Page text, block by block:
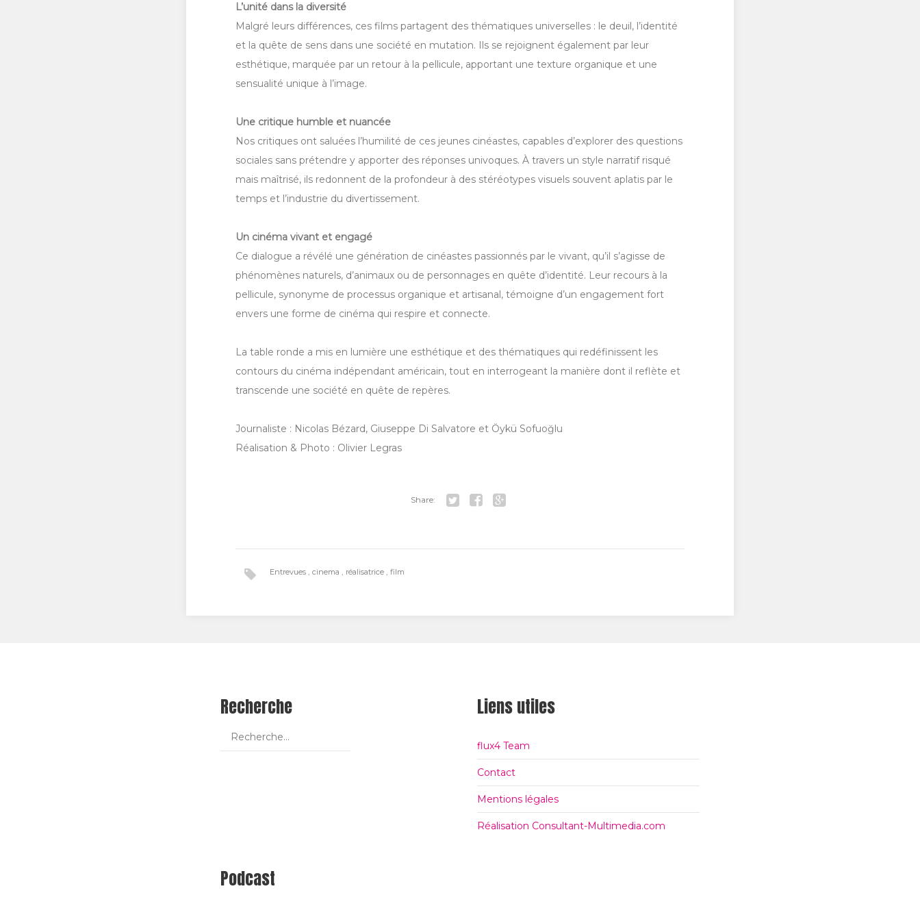
L’unité dans la diversité
Malgré leurs différences, ces films partagent des thématiques universelles : le deuil, l’identité
et la quête de sens dans une société en mutation. Ils se rejoignent également par leur
esthétique, marquée par un retour à la pellicule, apportant une texture organique et une
sensualité unique à l’image.
Une critique humble et nuancée
Nos critiques ont saluées l’humilité de ces jeunes cinéastes, capables d’explorer des questions
sociales sans prétendre y apporter des réponses univoques. À travers un style narratif risqué
mais maîtrisé, ils redonnent de la profondeur à des stéréotypes visuels souvent aplatis par le
temps et l’industrie du divertissement.
Un cinéma vivant et engagé
Ce dialogue a révélé une génération de cinéastes passionnés par le vivant, qu’il s’agisse de
phénomènes naturels, d’animaux ou de personnages en quête d’identité. Leur recours à la
pellicule, synonyme de processus organique et artisanal, témoigne d’un engagement fort
envers une forme de cinéma qui respire et connecte.
La table ronde a mis en lumière une esthétique et des thématiques qui redéfinissent les
contours du cinéma indépendant américain, tout en interrogeant la manière dont il reflète et
transcende une société en quête de repères.
Journaliste : Nicolas Bézard, Giuseppe Di Salvatore et Öykü Sofuoğlu
Réalisation & Photo : Olivier Legras
Share:
Entrevues cinema réalisatrice film
Recherche Liens utiles
flux4 Team
Contact
Mentions légales
Réalisation Consultant-Multimedia.com
Podcast